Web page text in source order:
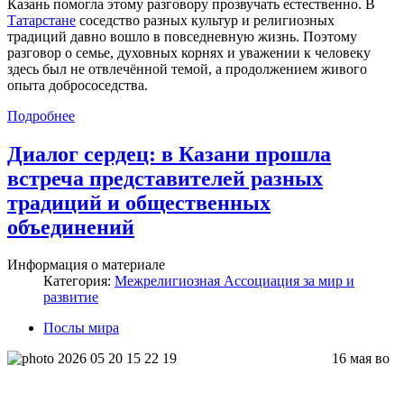
Казань помогла этому разговору прозвучать естественно. В
Татарстане соседство разных культур и религиозных
традиций давно вошло в повседневную жизнь. Поэтому
разговор о семье, духовных корнях и уважении к человеку
здесь был не отвлечённой темой, а продолжением живого
опыта добрососедства.
Подробнее
Диалог сердец: в Казани прошла
встреча представителей разных
традиций и общественных
объединений
Информация о материале
Категория: Межрелигиозная Ассоциация за мир и
развитие
Послы мира
16 мая во